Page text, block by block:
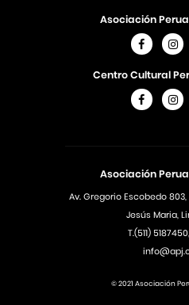
Asociación
Av. Gregorio Escobedo
Jesús Maria,
T.(511)
Asociación
Centro Cultural
© 2021 Asociación